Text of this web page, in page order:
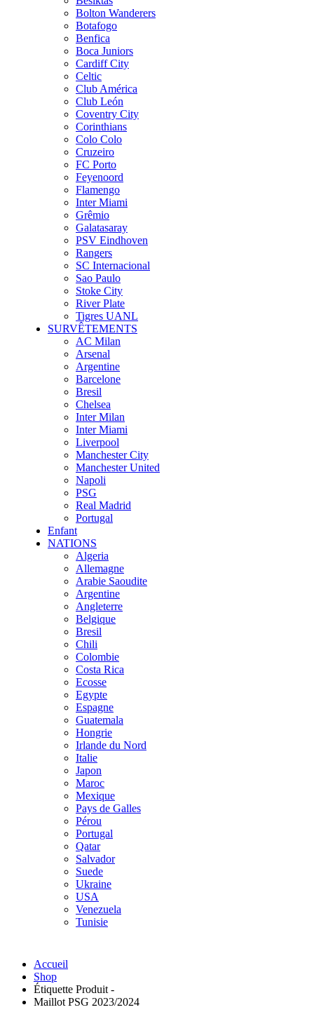
Bolton Wanderers
Botafogo
Benfica
Boca Juniors
Cardiff City
Celtic
Club América
Club León
Coventry City
Corinthians
Colo Colo
Cruzeiro
FC Porto
Feyenoord
Flamengo
Inter Miami
Grêmio
Galatasaray
PSV Eindhoven
Rangers
SC Internacional
Sao Paulo
Stoke City
River Plate
Tigres UANL
SURVÊTEMENTS
AC Milan
Arsenal
Argentine
Barcelone
Bresil
Chelsea
Inter Milan
Inter Miami
Liverpool
Manchester City
Manchester United
Napoli
PSG
Real Madrid
Portugal
Enfant
NATIONS
Algeria
Allemagne
Arabie Saoudite
Argentine
Angleterre
Belgique
Bresil
Chili
Colombie
Costa Rica
Ecosse
Egypte
Espagne
Guatemala
Hongrie
Irlande du Nord
Italie
Japon
Maroc
Mexique
Pays de Galles
Pérou
Portugal
Qatar
Salvador
Suede
Ukraine
USA
Venezuela
Tunisie
Accueil
Shop
Étiquette Produit -
Maillot PSG 2023/2024